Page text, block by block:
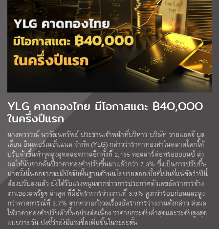
YLG คาดทองไทย มีโอกาสแตะ ฿4O,OOO
ในครึ่งปีแรก
นางพวรรณ์ นววัฒนทรัพย์ ประธานเจ้าหน้าที่บริหาร บริษัท วายแอลจี บูล
เลี่ยน อินเตอร์เนชั่นแนล จำกัด (YLG) กล่าวว่าราคาทองคำในตลาดโลกได้
ปรับตัวขึ้นทำจุดสูงสุดตลอดกาลอีกทั้งที่ 2,195 ดอลลาร์ต่อทรอยออนซ์ ส่ง
ผลให้นับจากต้นปีราคาทองคำปรับขึ้นมาแล้วกว่า 7.3% ซึ่งเป็นการปรับขึ้น
มาครั้งนี้นอกจากจะมีปัจจัยพื้นฐานด้านนโยบายดอกเบี้ยที่เป็นที่แน่ชัดว่าปีนี้
ต้องปรับลงแล้ว ยังได้รับแรงหนุนจากข่าวการประกาศตัวเลขอัตราการจ้าง
งานของสหรัฐฯ ล่าสุด ที่มีอัตราการว่างงานที่ 3.9% สูงกว่ารอบก่อนและสูง
กว่าคาดการณ์ที่ 3.7% จากความกังวลเรื่องอัตราการว่างงานดังกล่าว ส่งผล
ให้ราคาทองคำปรับตัวขึ้นอย่างต่อเนื่อง ราคายกระดับต่ำสุดและระดับสูงสุด
แบบรายวัน บ่งชี้ว่ายังมีแรงซื้อเพิ่มขึ้นในระยะสั้น